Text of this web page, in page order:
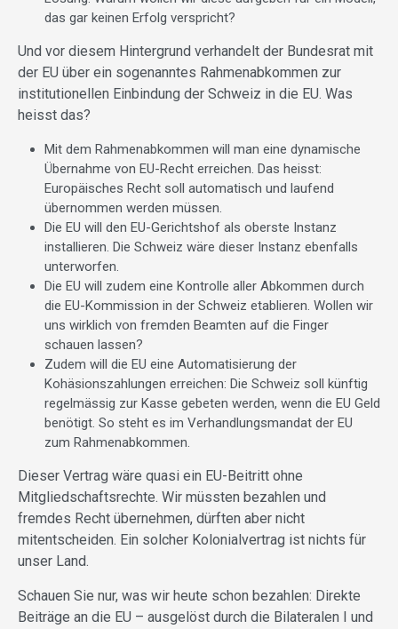
das gar keinen Erfolg verspricht?
Und vor diesem Hintergrund verhandelt der Bundesrat mit
der EU über ein sogenanntes Rahmenabkommen zur
institutionellen Einbindung der Schweiz in die EU. Was
heisst das?
Mit dem Rahmenabkommen will man eine dynamische
Übernahme von EU-Recht erreichen. Das heisst:
Europäisches Recht soll automatisch und laufend
übernommen werden müssen.
Die EU will den EU-Gerichtshof als oberste Instanz
installieren. Die Schweiz wäre dieser Instanz ebenfalls
unterworfen.
Die EU will zudem eine Kontrolle aller Abkommen durch
die EU-Kommission in der Schweiz etablieren. Wollen wir
uns wirklich von fremden Beamten auf die Finger
schauen lassen?
Zudem will die EU eine Automatisierung der
Kohäsionszahlungen erreichen: Die Schweiz soll künftig
regelmässig zur Kasse gebeten werden, wenn die EU Geld
benötigt. So steht es im Verhandlungsmandat der EU
zum Rahmenabkommen.
Dieser Vertrag wäre quasi ein EU-Beitritt ohne
Mitgliedschaftsrechte. Wir müssten bezahlen und
fremdes Recht übernehmen, dürften aber nicht
mitentscheiden. Ein solcher Kolonialvertrag ist nichts für
unser Land.
Schauen Sie nur, was wir heute schon bezahlen: Direkte
Beiträge an die EU – ausgelöst durch die Bilateralen I und